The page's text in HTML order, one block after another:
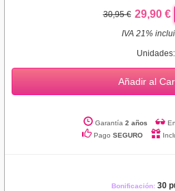
30,95 € 29,90 €
IVA 21%
Unidades:
Añadir al
Garantía 2 años
Pago SEGURO
Bonificación: 30